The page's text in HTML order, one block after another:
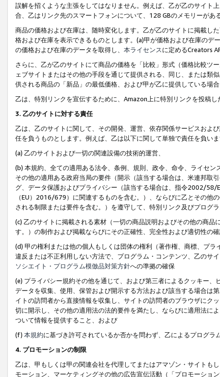
誤解を招くような主張をしてはなりません。例えば、乙が乙のサイト
合、乙はリンク先のスマートフォンについて、128 GBのメモリーがあ
商品の価格および在庫は、随時変化します。乙が乙のサイトに掲載し
格および在庫を表示できるものとします。(a)甲が価格および在庫の
の価格および在庫のデータを取得し、 本ライセンスに定めるCreators
さらに、乙が乙のサイトにて商品の価格を「比較」形式（価格比較ツ
ェブサイトまたはその他の手段を通じて提供される、同じ、または類
供される商品の「新品」の最低価格、および甲が乙に提供している場
乙は、特別リンクを宣伝するために、Amazon上に特別リンクを投稿
3. 乙のサイトに対する責任
乙は、乙のサイトに関して、その開発、運営、依存関係サービスおよ
任を負うものとします。例えば、乙は以下に関して単独で責任を負い
(a) 乙のサイトおよび一切の関連設備の技術的運営、
(b) 本規約、全ての適用ある法令、条例、規則、政令、命令、ライセ
その他の適用ある政府当局の要件（開示（該当する場合は、米連邦取
グ、データ保護およびプライバシー（該当する場合は、指令2002/58/
（EU）2016/679）に関連するものを含む。）、ならびに乙とその他
される制限または要件を含む。）を遵守して、特別リンク及びプログ
(c) 乙のサイトに掲載される素材（一切の商品説明およびその他の商
す。）の制作および掲載ならびにその正確性、完全性および適切性の
(d) 甲の権利または他の個人もしくは団体の権利（著作権、商標、プ
違反または不正利用しない方法で、プログラム・コンテンツ、乙のサ
ソシエイト・プログラム模倣品対策方針への準拠の確保
(e) プライバシー規約その他を通じて、および第三者によるクッキー
データを収集、使用、保管および開示する方法および該当する場合は
イトの訪問者から直接情報を収集し、サイトの訪問者のブラウザにク
切に開示し、その他の適用法の法的要件を満たし、ならびに適用法に
ついて情報を提供すること、および
(f) 本規約に基づき許可されているか否かを問わず、乙によるプログ
4. プロモーションの制限
乙は、甲もしくは甲の関連会社を代理してまたはアマゾン・サイトも
モーション、マーケティングその他の広告宣伝活動（「プロモーショ